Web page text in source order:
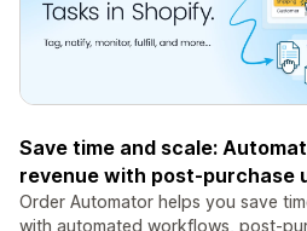
Save time and scale:
revenue with post-purchase
Order Automator helps you save
with automated workflows, post-